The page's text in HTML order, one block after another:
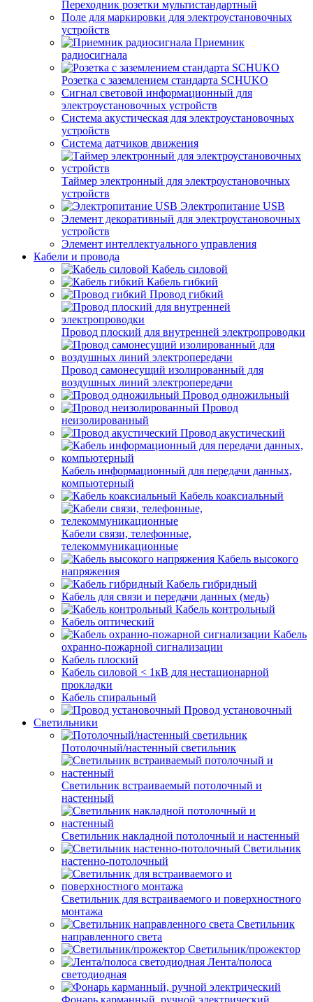
Переходник розетки мультистандартный
Поле для маркировки для электроустановочных
устройств
Приемник
радиосигнала
Розетка с заземлением стандарта SCHUKO
Сигнал световой информационный для
электроустановочных устройств
Система акустическая для электроустановочных
устройств
Система датчиков движения
Таймер электронный для электроустановочных
устройств
Электропитание USB
Элемент декоративный для электроустановочных
устройств
Элемент интеллектуального управления
Кабели и провода
Кабель силовой
Кабель гибкий
Провод гибкий
Провод плоский для внутренней электропроводки
Провод самонесущий изолированный для
воздушных линий электропередачи
Провод одножильный
Провод
неизолированный
Провод акустический
Кабель информационный для передачи данных,
компьютерный
Кабель коаксиальный
Кабели связи, телефонные,
телекоммуникационные
Кабель высокого
напряжения
Кабель гибридный
Кабель для связи и передачи данных (медь)
Кабель контрольный
Кабель оптический
Кабель
охранно-пожарной сигнализации
Кабель плоский
Кабель силовой < 1кВ для нестационарной
прокладки
Кабель спиральный
Провод установочный
Светильники
Потолочный/настенный светильник
Светильник встраиваемый потолочный и
настенный
Светильник накладной потолочный и настенный
Светильник
настенно-потолочный
Светильник для встраиваемого и поверхностного
монтажа
Светильник
направленного света
Светильник/прожектор
Лента/полоса
светодиодная
Фонарь карманный, ручной электрический